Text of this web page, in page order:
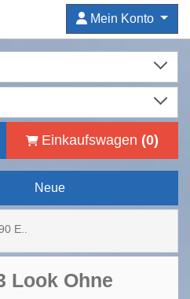
Mein Konto
Einkaufswagen (0)
Neue
E..
Look Ohne